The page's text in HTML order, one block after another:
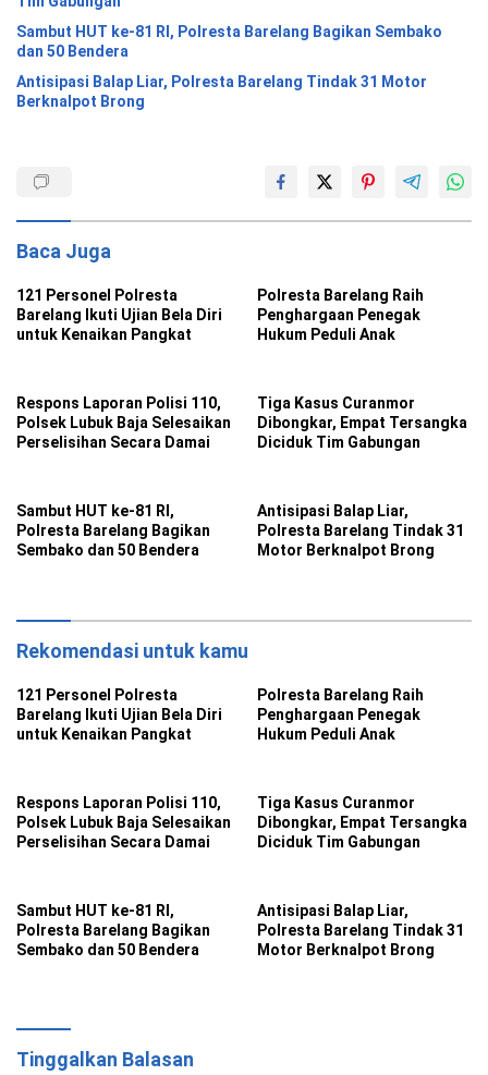
Sambut HUT ke-81 RI, Polresta Barelang Bagikan Sembako
dan 50 Bendera
Antisipasi Balap Liar, Polresta Barelang Tindak 31 Motor
Berknalpot Brong
Baca Juga
121 Personel Polresta
Barelang Ikuti Ujian Bela Diri
untuk Kenaikan Pangkat
Polresta Barelang Raih
Penghargaan Penegak
Hukum Peduli Anak
Respons Laporan Polisi 110,
Polsek Lubuk Baja Selesaikan
Perselisihan Secara Damai
Tiga Kasus Curanmor
Dibongkar, Empat Tersangka
Diciduk Tim Gabungan
Sambut HUT ke-81 RI,
Polresta Barelang Bagikan
Sembako dan 50 Bendera
Antisipasi Balap Liar,
Polresta Barelang Tindak 31
Motor Berknalpot Brong
Rekomendasi untuk kamu
121 Personel Polresta
Barelang Ikuti Ujian Bela Diri
untuk Kenaikan Pangkat
Polresta Barelang Raih
Penghargaan Penegak
Hukum Peduli Anak
Respons Laporan Polisi 110,
Polsek Lubuk Baja Selesaikan
Perselisihan Secara Damai
Tiga Kasus Curanmor
Dibongkar, Empat Tersangka
Diciduk Tim Gabungan
Sambut HUT ke-81 RI,
Polresta Barelang Bagikan
Sembako dan 50 Bendera
Antisipasi Balap Liar,
Polresta Barelang Tindak 31
Motor Berknalpot Brong
Tinggalkan Balasan